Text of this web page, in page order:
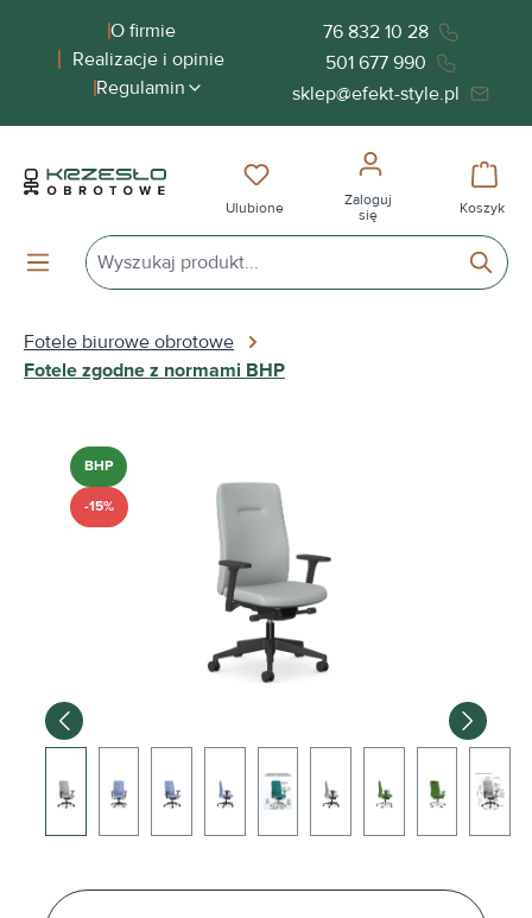
zawartościO firmie
Realizacje i opinie
Regulamin
76 832 10 28
501 677 990
sklep@efekt-style.pl
Masz 0 przedmioty na liście
Ulubione
Zaloguj
się
Koszyk
Fotele biurowe obrotowe
Fotele zgodne z normami BHP
Pomiń galerię zdjęć
BHP
-15%